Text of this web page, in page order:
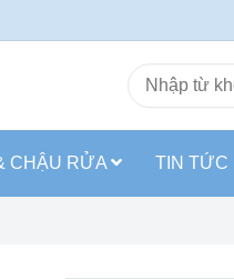
CHẬU RỬA TIN TỨC